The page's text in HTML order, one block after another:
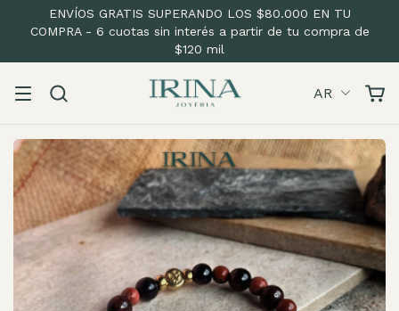
ENVÍOS GRATIS SUPERANDO LOS $80.000 EN TU
COMPRA - 6 cuotas sin interés a partir de tu compra de
$120 mil
AR